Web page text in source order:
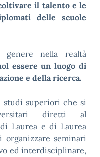
il talento e le
delle scuole
nella realtà
essere un luogo di
e della ricerca.
studi superiori che si
diretti al
Laurea e di Laurea
organizzare seminari
ed interdisciplinare,